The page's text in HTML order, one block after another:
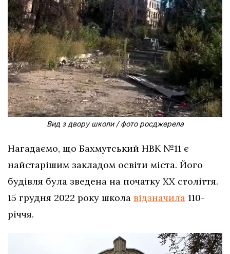
Вид з двору школи / фото росджерела
Нагадаємо, що Бахмутський НВК №11 є
найстарішим закладом освіти міста. Його
будівля була зведена на початку ХХ століття.
15 грудня 2022 року школа відзначила 110-
річчя.